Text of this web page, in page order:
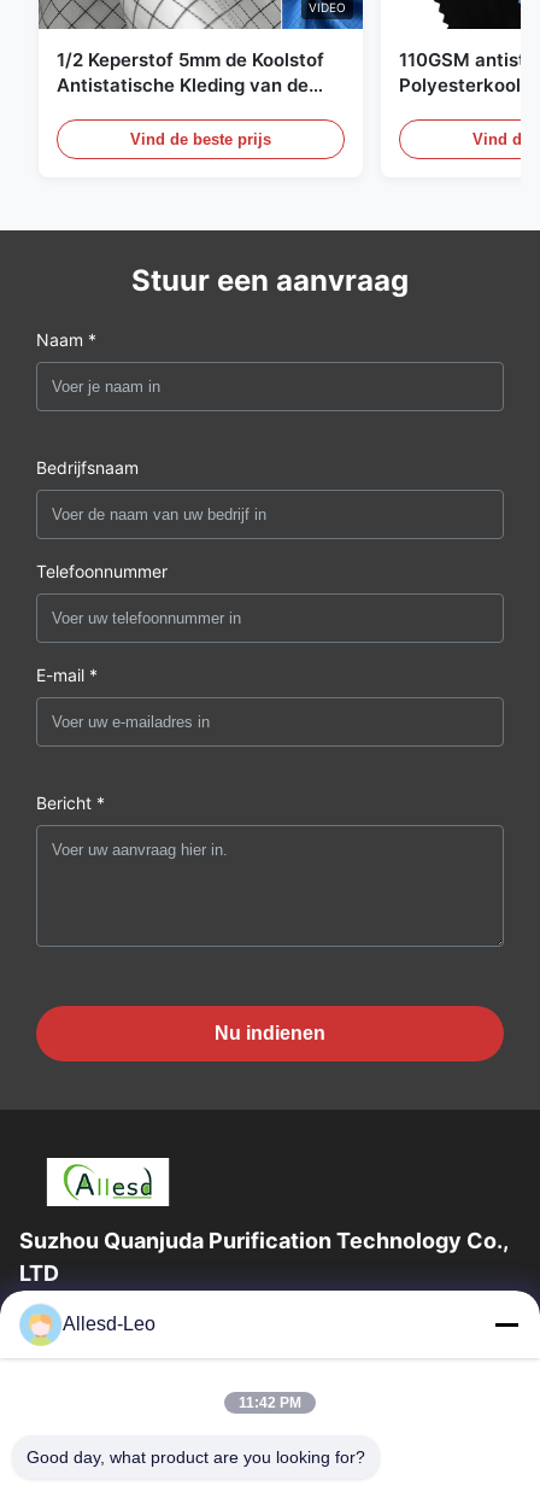
VIDEO
1/2 Keperstof 5mm de Koolstof
Antistatische Kleding van de
Vind de beste prijs
110GSM
Vind de
Stuur een aanvraag
Naam *
Bedrijfsnaam
Telefoonnummer
E-mail *
Bericht *
Nu indienen
Suzhou Quanjuda Purification Technology Co.,
LTD
16years ervaring, als belangrijke fabrikant en exporteur van
ESD & Cleanroom producten, bieden wij een volledige lijn van
Huis
Producten
Allesd-Leo
11:42 PM
Good day, what product are you looking for?